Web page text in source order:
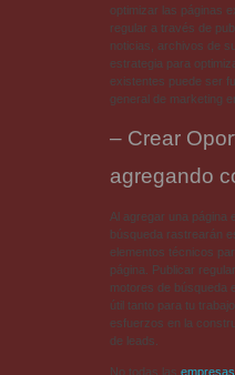
optimizar las páginas
regular a través de
noticias, archivos de
estrategia para
existentes puede ser
general de marketing
– Crear
agregando
Al agregar una página
búsqueda rastrearán
elementos técnicos
página. Publicar
motores de búsqueda
útil tanto para tu
esfuerzos en la
de leads.
No todas las